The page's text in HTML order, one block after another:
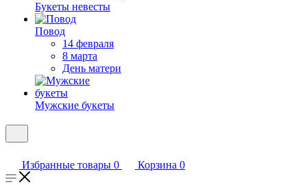
Букеты невесты
Повод
14 февраля
8 марта
День матери
Мужские букеты
Избранные товары 0 Корзина 0